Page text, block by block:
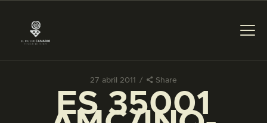
27 abril 2011 Share
ES 35001
PREPARAR LA VISITA